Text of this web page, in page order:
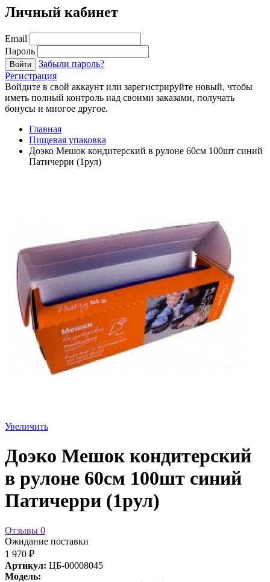
Личный кабинет
Email
Пароль
Войти
Забыли пароль?
Регистрация
Войдите в свой аккаунт или зарегистрируйте новый, чтобы
иметь полный контроль над своими заказами, получать
бонусы и многое другое.
Главная
Пищевая упаковка
Доэко Мешок кондитерский в рулоне 60см 100шт синий
Патичерри (1рул)
Увеличить
Доэко Мешок кондитерский
в рулоне 60см 100шт синий
Патичерри (1рул)
Отзывы 0
Ожидание поставки
1 970 ₽
Артикул: ЦБ-00008045
Модель: